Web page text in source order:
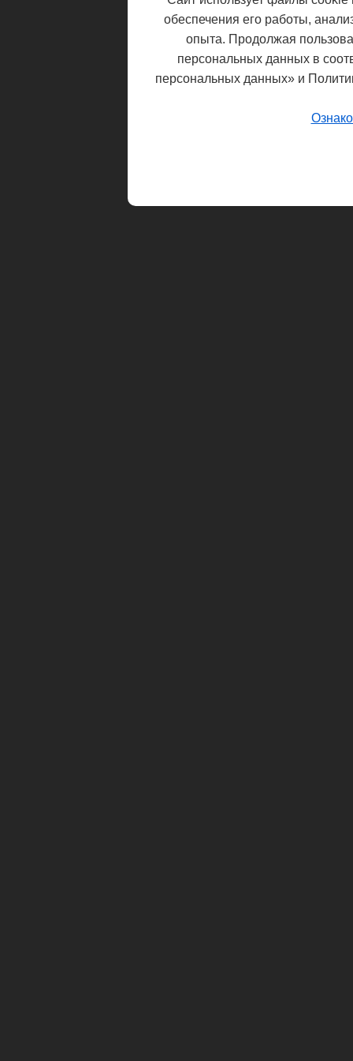
обеспечения его работы,
опыта. Продолжая
персональных данных в
персональных данных» и